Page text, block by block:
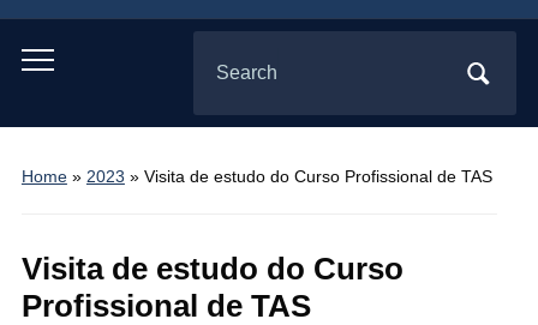
Toggle
menu
for:
Home» 2023 » Visita de estudo do Curso Profissional de TAS
Visita de estudo do Curso
Profissional de TAS